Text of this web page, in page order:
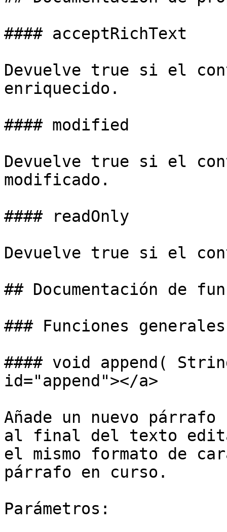
#### acceptRichText
Devuelve true si el
enriquecido.
#### modified
Devuelve true si el
modificado.
#### readOnly
Devuelve true si el
## Documentación de
### Funciones generales
#### void append(
id="append"></a>
Añade un nuevo
al final del texto
el mismo formato de
párrafo en curso.
Parámetros: